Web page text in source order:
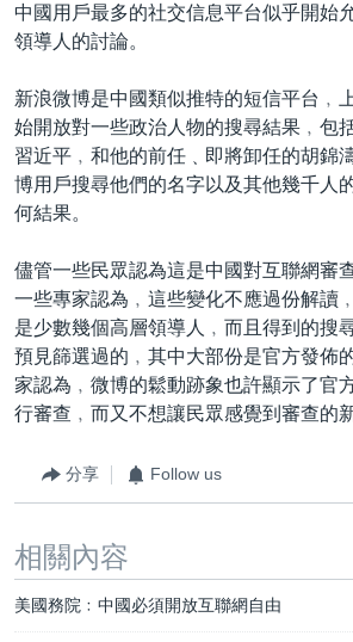
每日視頻新聞
美國專訊
視頻存檔
YOUTUBE頻道
音頻
新聞音頻
海外港人
港人港心
建國史話
廣播節目表
國語
關注我們
其他語言網站
中國用戶最多的社交信息平台似乎開始
領導人的討論。
新浪微博是中國類似推特的短信平台﹐
始開放對一些政治人物的搜尋結果﹐包
習近平﹐和他的前任﹑即將卸任的胡錦
博用戶搜尋他們的名字以及其他幾千人
何結果。
儘管一些民眾認為這是中國對互聯網審
一些專家認為﹐這些變化不應過份解讀
是少數幾個高層領導人﹐而且得到的搜
預見篩選過的﹐其中大部份是官方發佈
家認為﹐微博的鬆動跡象也許顯示了官
行審查﹐而又不想讓民眾感覺到審查的
分享 Follow us
相關內容
美國務院﹕中國必須開放互聯網自由